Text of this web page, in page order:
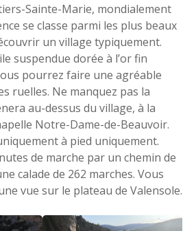
Sainte-Marie, mondialement
se classe parmi les plus beaux
un village typiquement.
suspendue dorée à l’or fin
pourrez faire une agréable
ruelles. Ne manquez pas la
au-dessus du village, à la
Notre-Dame-de-Beauvoir.
à pied uniquement.
de marche par un chemin de
calade de 262 marches. Vous
vue sur le plateau de Valensole.